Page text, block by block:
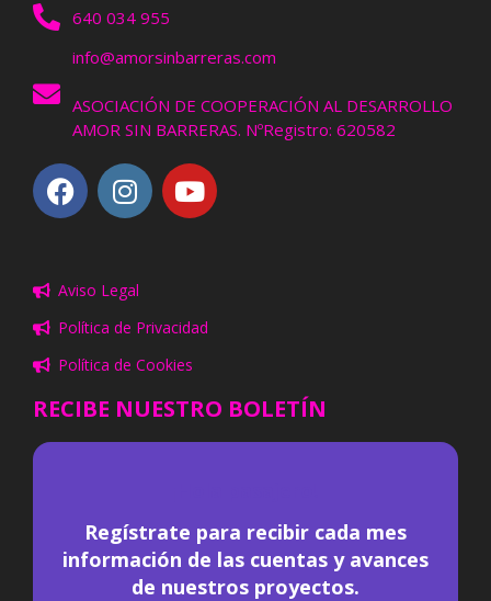
640 034 955
info@amorsinbarreras.com
ASOCIACIÓN DE COOPERACIÓN AL DESARROLLO
AMOR SIN BARRERAS. NºRegistro: 620582
Aviso Legal
Política de Privacidad
Política de Cookies
RECIBE NUESTRO BOLETÍN
Regístrate para recibir cada mes
información de las cuentas y avances
de nuestros proyectos.